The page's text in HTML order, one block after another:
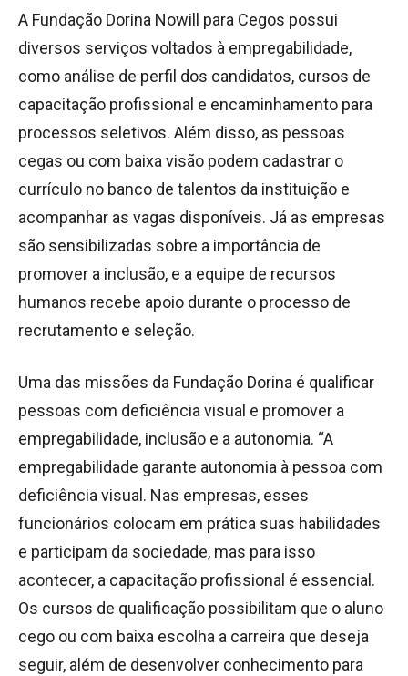
A Fundação Dorina Nowill para Cegos possui
diversos serviços voltados à empregabilidade,
como análise de perfil dos candidatos, cursos de
capacitação profissional e encaminhamento para
processos seletivos. Além disso, as pessoas
cegas ou com baixa visão podem cadastrar o
currículo no banco de talentos da instituição e
acompanhar as vagas disponíveis. Já as empresas
são sensibilizadas sobre a importância de
promover a inclusão, e a equipe de recursos
humanos recebe apoio durante o processo de
recrutamento e seleção.
Uma das missões da Fundação Dorina é qualificar
pessoas com deficiência visual e promover a
empregabilidade, inclusão e a autonomia. “A
empregabilidade garante autonomia à pessoa com
deficiência visual. Nas empresas, esses
funcionários colocam em prática suas habilidades
e participam da sociedade, mas para isso
acontecer, a capacitação profissional é essencial.
Os cursos de qualificação possibilitam que o aluno
cego ou com baixa escolha a carreira que deseja
seguir, além de desenvolver conhecimento para